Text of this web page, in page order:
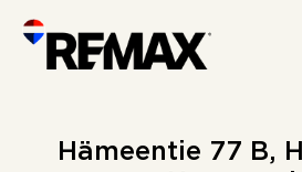
content
Hämeentie 77 B,